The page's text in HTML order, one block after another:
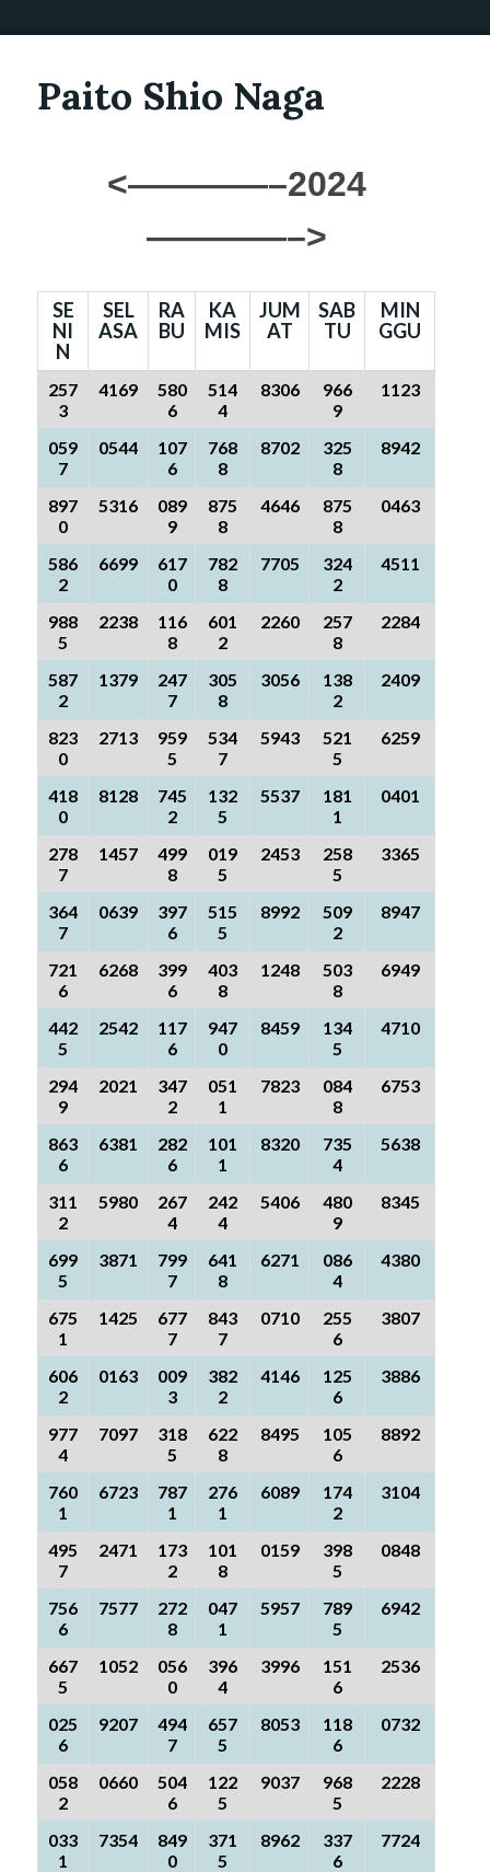
Paito Shio Naga
<————–2024
————–>
SE
NI
N
SEL
ASA
RA
BU
KA
MIS
JUM
AT
SAB
TU
MIN
GGU
257
3
4169
580
6
514
4
8306
966
9
1123
059
7
0544
107
6
768
8
8702
325
8
8942
897
0
5316
089
9
875
8
4646
875
8
0463
586
2
6699
617
0
782
8
7705
324
2
4511
988
5
2238
116
8
601
2
2260
257
8
2284
587
2
1379
247
7
305
8
3056
138
2
2409
823
0
2713
959
5
534
7
5943
521
5
6259
418
0
8128
745
2
132
5
5537
181
1
0401
278
7
1457
499
8
019
5
2453
258
5
3365
364
7
0639
397
6
515
5
8992
509
2
8947
721
6
6268
399
6
403
8
1248
503
8
6949
442
5
2542
117
6
947
0
8459
134
5
4710
294
9
2021
347
2
051
1
7823
084
8
6753
863
6
6381
282
6
101
1
8320
735
4
5638
311
2
5980
267
4
242
4
5406
480
9
8345
699
5
3871
799
7
641
8
6271
086
4
4380
675
1
1425
677
7
843
7
0710
255
6
3807
606
2
0163
009
3
382
2
4146
125
6
3886
977
4
7097
318
5
622
8
8495
105
6
8892
760
1
6723
787
1
276
1
6089
174
2
3104
495
7
2471
173
2
101
8
0159
398
5
0848
756
6
7577
272
8
047
1
5957
789
5
6942
667
5
1052
056
0
396
4
3996
151
6
2536
025
6
9207
494
7
657
5
8053
118
6
0732
058
2
0660
504
6
122
5
9037
968
5
2228
033
1
7354
849
0
371
5
8962
337
6
7724